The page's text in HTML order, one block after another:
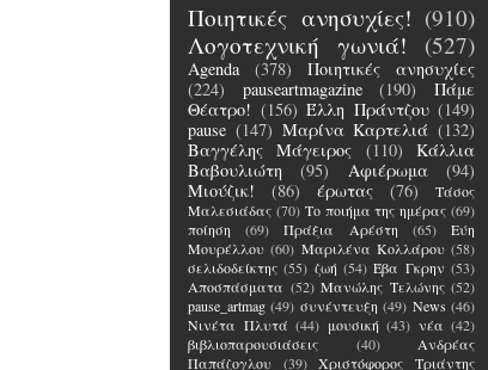
Ποιητικές ανησυχίες! (910)
Λογοτεχνική γωνιά!
(527)
Agenda (378)
Ποιητικές ανησυχίες
(224)
pauseartmagazine (190)
Πάμε
Θέατρο! (156) Έλλη Πράντζου (149)
pause (147) Μαρίνα Καρτελιά (132)
Βαγγέλης Μάγειρος
(110)
Κάλλια
Βαβουλιώτη
(95) Αφιέρωμα
(94)
Μιούζικ!
(86) έρωτας (76)
Τάσος
Μαλεσιάδας (70) Το ποιήμα της ημέρας (69)
ποίηση
(69) Πράξια Αρέστη (65)
Εύη
Μουρέλλου (60) Μαριλένα Κολλάρου (58)
σελιδοδείκτης (55) ζωή (54) Έβα Γκρην (53)
Αποσπάσματα (52) Μανώλης Τελώνης (52)
pause_artmag (49) συνέντευξη (49) News (46)
Νινέτα Πλυτά (44) μουσική (43) νέα (42)
βιβλιοπαρουσιάσεις
(40)
Ανδρέας
Παπάζογλου
(39)
Χριστόφορος Τριάντης